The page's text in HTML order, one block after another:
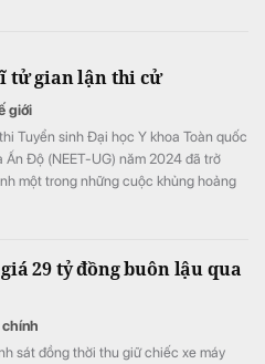
tử gian lận thi cử
giới
Tuyển sinh Đại học Y khoa Toàn quốc
Ấn Độ (NEET-UG) năm 2024 đã trở
một trong những cuộc khủng hoảng
29 tỷ đồng buôn lậu qua
chính
sát đồng thời thu giữ chiếc xe máy